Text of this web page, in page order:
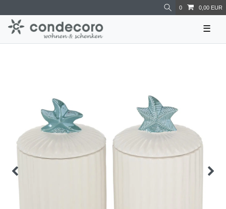
0 0,00 EUR
☰